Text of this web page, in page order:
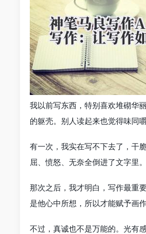
我以前写东西，特别喜欢堆砌华
的躯壳。别人读起来也觉得味同
有一次，我实在写不下去了，干
屈、愤怒、无奈全倒进了文字里
那次之后，我才明白，写作最重
是他心中所想，所以才能赋予画作
不过，真诚也不是万能的。光有